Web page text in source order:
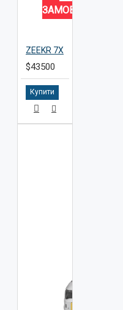
ЗАМОВЛЕННЯ
ZEEKR 7X
$43500
Купити